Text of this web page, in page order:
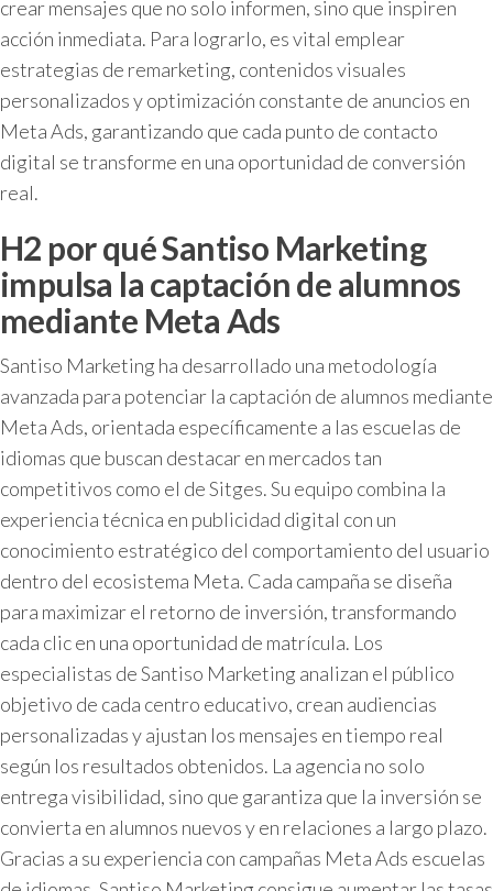
crear mensajes que no solo informen, sino que inspiren
acción inmediata. Para lograrlo, es vital emplear
estrategias de remarketing, contenidos visuales
personalizados y optimización constante de anuncios en
Meta Ads, garantizando que cada punto de contacto
digital se transforme en una oportunidad de conversión
real.
H2 por qué Santiso Marketing
impulsa la captación de alumnos
mediante Meta Ads
Santiso Marketing ha desarrollado una metodología
avanzada para potenciar la captación de alumnos mediante
Meta Ads, orientada específicamente a las escuelas de
idiomas que buscan destacar en mercados tan
competitivos como el de Sitges. Su equipo combina la
experiencia técnica en publicidad digital con un
conocimiento estratégico del comportamiento del usuario
dentro del ecosistema Meta. Cada campaña se diseña
para maximizar el retorno de inversión, transformando
cada clic en una oportunidad de matrícula. Los
especialistas de Santiso Marketing analizan el público
objetivo de cada centro educativo, crean audiencias
personalizadas y ajustan los mensajes en tiempo real
según los resultados obtenidos. La agencia no solo
entrega visibilidad, sino que garantiza que la inversión se
convierta en alumnos nuevos y en relaciones a largo plazo.
Gracias a su experiencia con campañas Meta Ads escuelas